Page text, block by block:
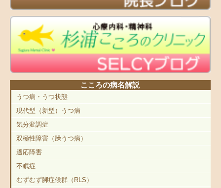
こころの病名解説
うつ病・うつ状態
現代型（新型）うつ病
気分変調症
双極性障害（躁うつ病）
適応障害
不眠症
むずむず脚症候群（RLS）